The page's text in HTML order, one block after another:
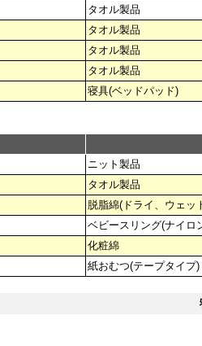
タオル製品
タオル製品
タオル製品
タオル製品
寝具(ベッドパッド)
ニット製品
タオル製品
脱脂綿(ドライ、ウェッ
ベビースリング(ナイロ
化粧綿
紙おむつ(テープタイプ)